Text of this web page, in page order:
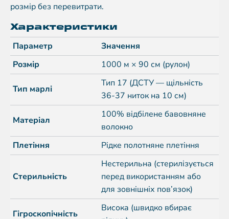
розмір без перевитрати.
Характеристики
Параметр
Значення
Розмір
1000 м × 90 см (рулон)
Тип марлі
Тип 17 (ДСТУ — щільність
36-37 ниток на 10 см)
Матеріал
100% відбілене бавовняне
волокно
Плетіння
Рідке полотняне плетіння
Стерильність
Нестерильна (стерилізується
перед використанням або
для зовнішніх пов’язок)
Гігроскопічність
Висока (швидко вбирає